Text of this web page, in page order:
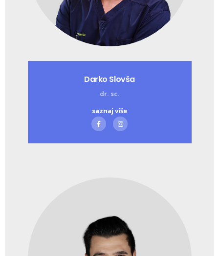
Darko Slovša
dr. sc.
saznaj više